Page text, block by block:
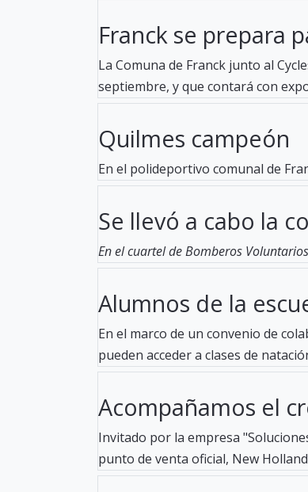
Franck se prepara
La Comuna de Franck junto al
septiembre, y que contará con
Quilmes campeón
En el polideportivo comunal de
Se llevó a cabo la
En el cuartel de Bomberos
Alumnos de la
En el marco de un convenio de
pueden acceder a clases de
Acompañamos el
Invitado por la empresa
punto de venta oficial, New